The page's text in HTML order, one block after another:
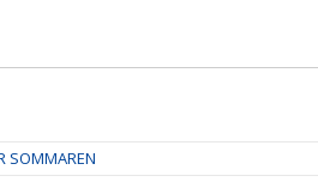
SOMMAREN